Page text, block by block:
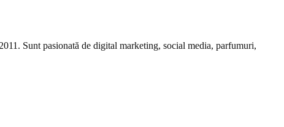
Sunt pasionată de digital marketing, social media, parfumuri,